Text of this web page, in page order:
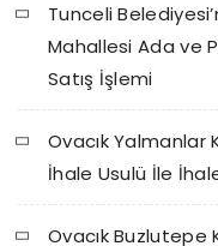
Tunceli
Mahallesi Ada ve
Satış İşlemi
Ovacık Yalmanlar
İhale Usulü İle
Ovacık Buzlutepe